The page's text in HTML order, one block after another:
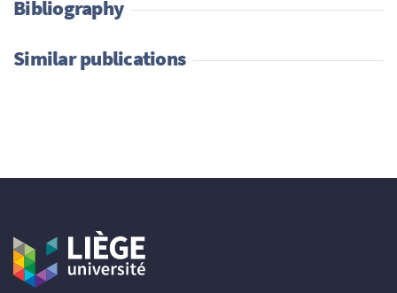
Bibliography
Similar publications